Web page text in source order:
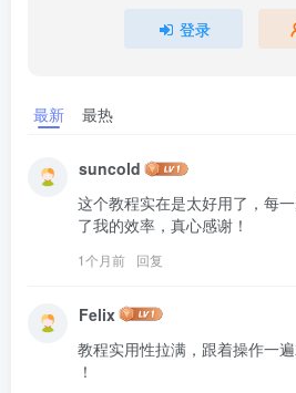
登录
最新 最热
suncold
这个教程实在是太好用了，每
了我的效率，真心感谢！
1个月前 回复
Felix
教程实用性拉满，跟着操作一
！